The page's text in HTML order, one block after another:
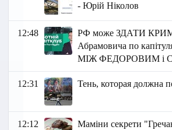
- Юрій Ніколов
12:48
РФ може ЗДАТИ
Абрамовича по
МІЖ ФЕДОРОВИМ і
12:31 Тень, которая должна
12:12
Маміни секрети